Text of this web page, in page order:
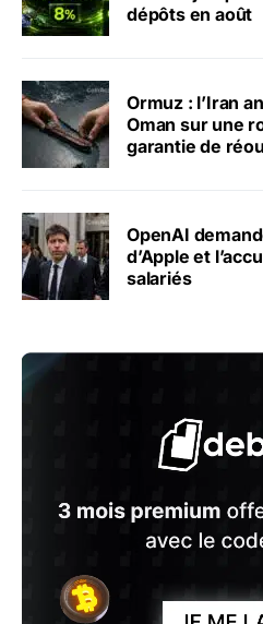
dépôts en août
Ormuz : l’Iran
Oman sur une
garantie de
OpenAI
d’Apple et
salariés